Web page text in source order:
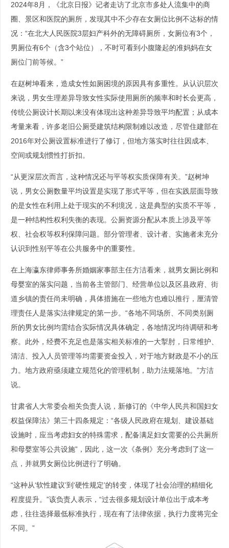
2024年8月，《北京日报》记者走访了北京市多处人流集中的商
圈、景区和医院的厕所，发现其中不少存在女厕位比例不达标的情
况：“在北大人民医院3层妇产科外的无障碍厕所，女厕位有3个，
男厕位有6个（含3个站位），不时可看到小腹隆起的准妈妈在女
厕位门前等候。”
在赵树坤看来，造成女性如厕困境的原因具有多重性。从认识层次
来说，男女生理差异导致女性实际使用厕所的频率和时长会更高，
传统公厕设计长期以来没有体现出这种差异导致平均配置；从成本
考量来看，许多老旧公厕受建筑结构限制难以改造，尽管住建部在
2016年对公厕设置标准进行了修订，但地方落实时往往因成本、
空间或规划惯性打折扣。
“从更深层次而言，这种情况还与平等权实质保障有关。”赵树坤
说，男女公厕数量平均设置是实现了形式平等，但在实践层面导致
的是女性在利用上处于现实的不利境况，这是典型的实质不平等，
是一种结构性权利失衡的表现。公厕资源分配从本质上涉及平等
权、社会权等权利保障问题。部分管理者、设计者、实施者未充分
认识到性别平等在公共服务中的重要性。
在上海瀛东律师事务所婚姻家事部主任方洁看来，就男女厕比例和
母婴室的落实问题，当前各主管部门、经营单位以及区县政府、街
道乡镇的责任尚未明确，具体措施在一些地方也难以推行，厘清管
理责任人是落实法律规定的第一步。“各地不同场所、不同类别厕
所的男女比例均需结合实际情况具体确定，各地情况均待调研和考
察。此外，经费不充足也是落实相关标准的一大掣肘，日常维护、
清洁、投入人员管理等均需要资金投入，对于地方财政是不小的压
力。地方政府亟须建立规范化的管理机制，助力法规落地。”方洁
说。
甘肃省人大常委会相关负责人说，新修订的《中华人民共和国妇女
权益保障法》第三十四条规定：“各级人民政府在规划、建设基础
设施时，应当考虑妇女的特殊需求，配备满足妇女需要的公共厕所
和母婴室等公共设施”，因此，这一次《条例》充分考虑到了这一
点，并就男女厕位比例进行了明确。
“这种从‘软性建议’到‘硬性规定’的转变，体现了社会治理的精细化
程度提升。”该负责人表示，“过去很多规划设计单位出于成本考
虑，往往选择最低标准执行，现在有了法律依据，执行力度将完全
不同。”